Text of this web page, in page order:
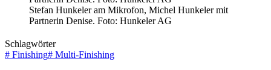
Stefan Hunkeler am Mikrofon, Michel Hunkeler mit
Partnerin Denise. Foto: Hunkeler AG
Schlagwörter
# Finishing# Multi-Finishing